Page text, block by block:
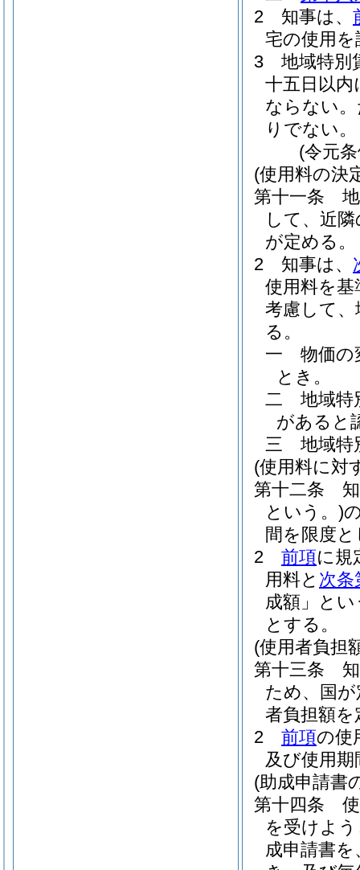
2
知事は、
宅の使用
3
地域特別
十五日以
ならない。
りでない。
(令元
(使用料の決
第十一条
して、近
が定める。
2
知事は、
使用料を
考慮して
る。
一
物価の
とき。
二
地域特
があると
三
地域特
(使用料に対
第十二条
という。)
間を限度
2
前項に規
用料と 次条
成額」とい
とする。
(使用者負担
第十三条
ため、国
者負担額
2
前項の使
及び使用
(助成申請書
第十四条
を受けよ
成申請書